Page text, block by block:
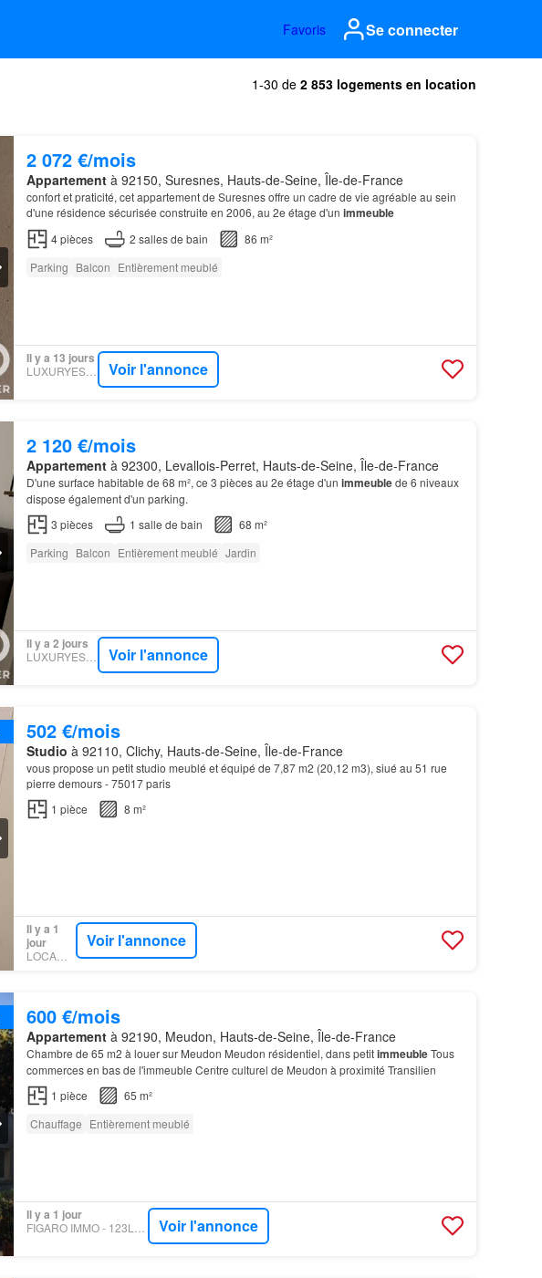
Favoris Se connecter
1-30 de 2 853 logements en location
2 072 €/mois
Appartementà 92150, Suresnes, Hauts-de-Seine, Île-de-France
confort et praticité, cet appartement de Suresnes offre un cadre de vie agréable au sein
d'une résidence sécurisée construite en 2006, au 2e étage d'un immeuble
4pièces 2 salles de bain
86 m²
Parking Balcon Entièrement meublé
Il y a 13 jours
LUXURYESTATE Voir l'annonce
2 120 €/mois
Appartementà 92300, Levallois-Perret, Hauts-de-Seine, Île-de-France
D'une surface habitable de 68 m², ce 3 pièces au 2e étage d'un immeublede 6 niveaux
dispose également d'un parking.
3 pièces 1 salle de bain
68 m²
Parking Balcon Entièrement meublé Jardin
Il y a 2 jours
LUXURYESTATE Voir l'annonce
502 €/mois
Studio à 92110, Clichy, Hauts-de-Seine, Île-de-France
vous propose un petit studio meublé et équipé de 7,87 m2 (20,12 m3), siué au 51 rue
pierre demours - 75017 paris
1 pièce 8 m²
Il y a 1
jour
LOCAMOI
Voir l'annonce
600 €/mois
Appartementà 92190, Meudon, Hauts-de-Seine, Île-de-France
Chambre de 65 m2 à louer sur Meudon Meudon résidentiel, dans petitimmeubleTous
commerces en bas de l'immeuble Centre culturel de Meudon à proximité Transilien
1 pièce
65 m²
Chauffage Entièrement meublé
Il y a 1 jour
FIGARO IMMO - 123LOGER.COM Voir l'annonce